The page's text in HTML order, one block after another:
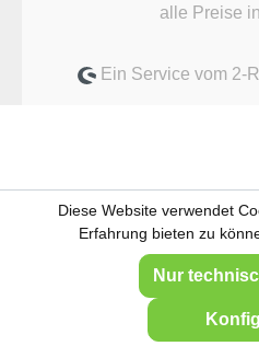
alle Preise
Ein Service vom 2-
Diese Website verwendet
Erfahrung bieten zu
Nur